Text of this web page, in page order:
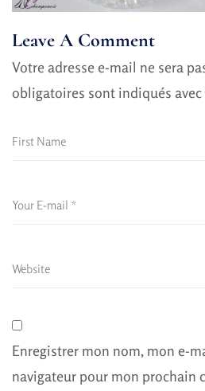
Leave A Comment
Votre adresse e-mail ne sera
obligatoires sont indiqués avec
Enregistrer mon nom, mon e-
navigateur pour mon prochain